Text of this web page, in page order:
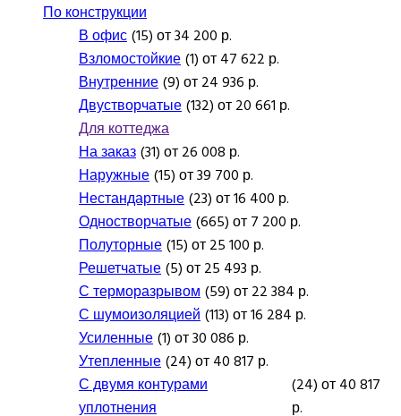
По конструкции
В офис(15) от 34 200 р.
Взломостойкие(1) от 47 622 р.
Внутренние(9) от 24 936 р.
Двустворчатые(132) от 20 661 р.
Для коттеджа
На заказ(31) от 26 008 р.
Наружные(15) от 39 700 р.
Нестандартные(23) от 16 400 р.
Одностворчатые(665) от 7 200 р.
Полуторные(15) от 25 100 р.
Решетчатые(5) от 25 493 р.
С терморазрывом(59) от 22 384 р.
С шумоизоляцией(113) от 16 284 р.
Усиленные(1) от 30 086 р.
Утепленные(24) от 40 817 р.
С двумя контурами
уплотнения
(24) от 40 817
р.